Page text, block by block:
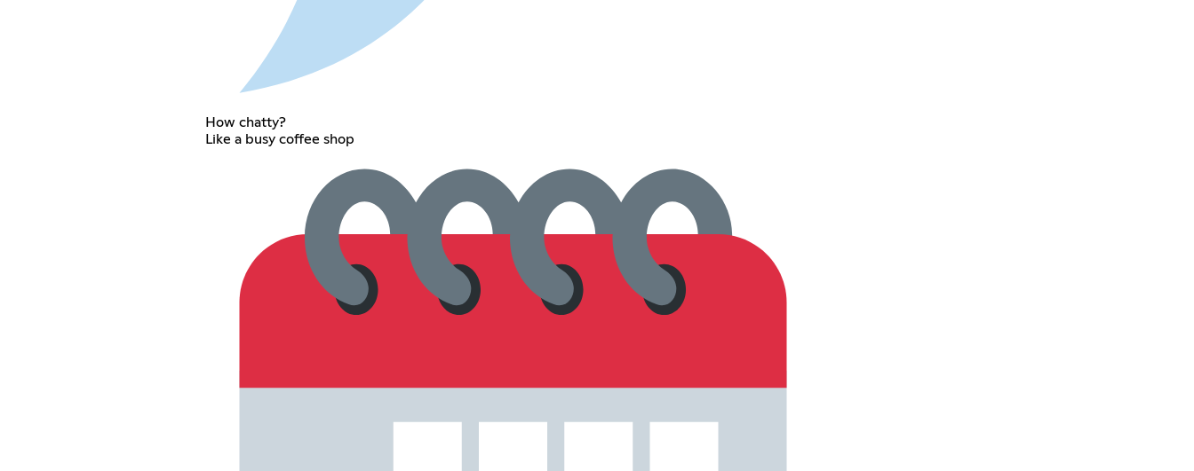
How chatty?
Like a busy coffee shop